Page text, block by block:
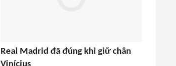
Real Madrid đã đúng khi giữ chân